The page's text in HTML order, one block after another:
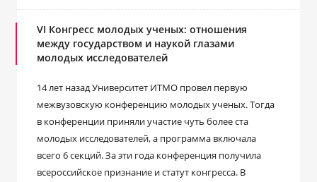
VI Конгресс молодых ученых: отношения
между государством и наукой глазами
молодых исследователей
14 лет назад Университет ИТМО провел первую
межвузовскую конференцию молодых ученых. Тогда
в конференции приняли участие чуть более ста
молодых исследователей, а программа включала
всего 6 секций. За эти года конференция получила
всероссийское признание и статут конгресса. В